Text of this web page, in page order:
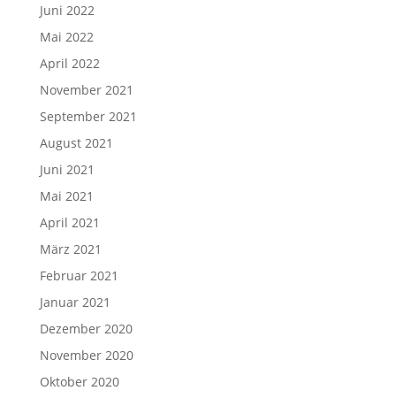
Juni 2022
Mai 2022
April 2022
November 2021
September 2021
August 2021
Juni 2021
Mai 2021
April 2021
März 2021
Februar 2021
Januar 2021
Dezember 2020
November 2020
Oktober 2020